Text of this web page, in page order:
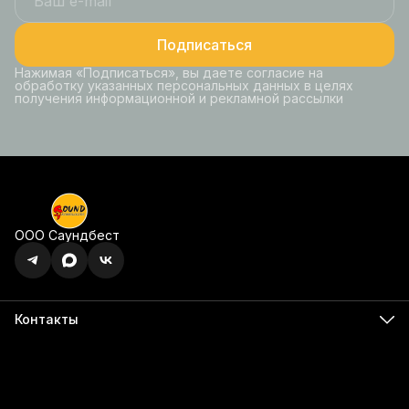
Подписаться
Нажимая «Подписаться», вы даете согласие на
обработку указанных персональных данных в целях
получения информационной и рекламной рассылки
ООО Саундбест
Контакты